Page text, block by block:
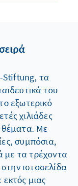
Stiftung, τα
του
εξωτερικό
χιλιάδες
θέματα. Με
συμπόσια,
με τα τρέχοντα
ιστοσελίδα
μιας